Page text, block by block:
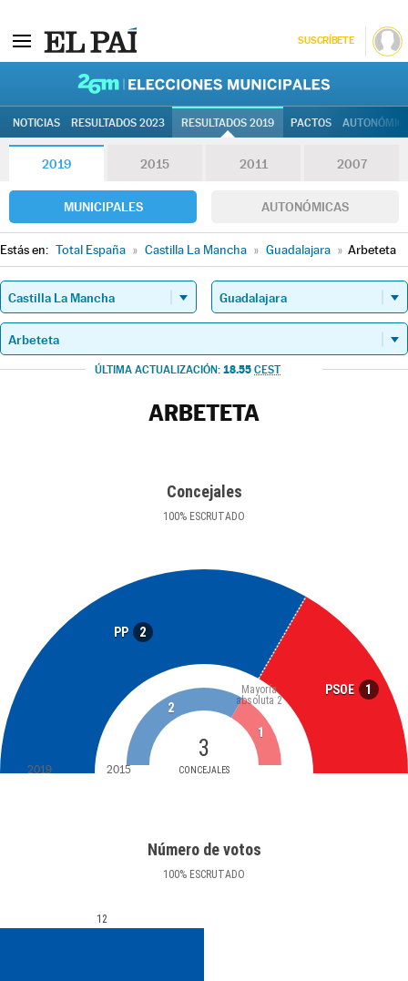
SUSCRÍBETE
NOTICIAS RESULTADOS 2023 RESULTADOS 2019 PACTOS
2019 2015 2011 2007
MUNICIPALES AUTONÓMICAS
Estás en: Total España » Castilla La Mancha » Guadalajara » Arbeteta
ÚLTIMA ACTUALIZACIÓN: 18.55 CEST
ARBETETA
Concejales
100% ESCRUTADO
PP 2
PSOE 1
3
CONCEJALES
Mayoría
absoluta 2
2
1
2019 2015
Número de votos
100% ESCRUTADO
12